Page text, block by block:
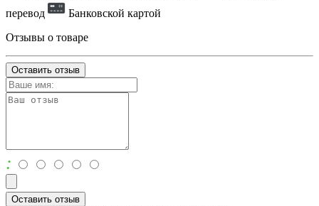
перевод
Банковской картой
Отзывы о товаре
Оставить отзыв
:
Оставить отзыв